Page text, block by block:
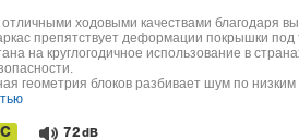
ходовыми качествами благодаря
препятствует деформации покрышки
на круглогодичное использование в
геометрия блоков разбивает шум по
C 72 dB